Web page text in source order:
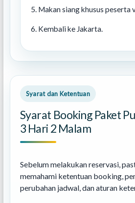
Makan siang khusus peserta
Kembali ke Jakarta.
Syarat dan Ketentuan
Syarat Booking Paket
3 Hari 2 Malam
Sebelum melakukan reservasi,
memahami ketentuan booking,
perubahan jadwal, dan aturan